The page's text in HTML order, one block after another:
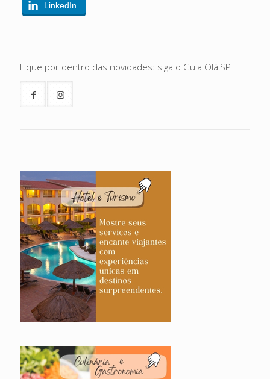
LinkedIn
Fique por dentro das novidades: siga o Guia Olá!SP